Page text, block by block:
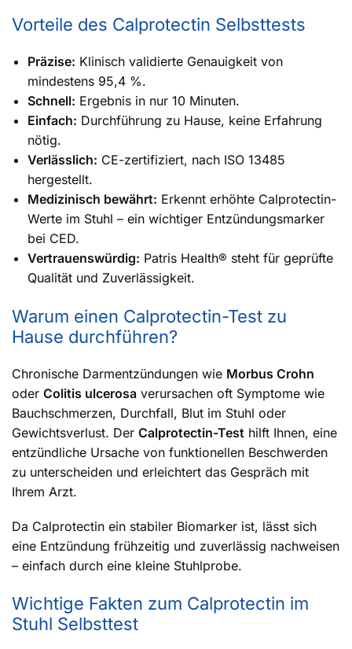
Vorteile des Calprotectin Selbsttests
Präzise: Klinisch validierte Genauigkeit von
mindestens 95,4 %.
Schnell: Ergebnis in nur 10 Minuten.
Einfach: Durchführung zu Hause, keine Erfahrung
nötig.
Verlässlich: CE-zertifiziert, nach ISO 13485
hergestellt.
Medizinisch bewährt: Erkennt erhöhte Calprotectin-
Werte im Stuhl – ein wichtiger Entzündungsmarker
bei CED.
Vertrauenswürdig: Patris Health® steht für geprüfte
Qualität und Zuverlässigkeit.
Warum einen Calprotectin-Test zu
Hause durchführen?
Chronische Darmentzündungen wie Morbus Crohn
oder Colitis ulcerosa verursachen oft Symptome wie
Bauchschmerzen, Durchfall, Blut im Stuhl oder
Gewichtsverlust. Der Calprotectin-Test hilft Ihnen, eine
entzündliche Ursache von funktionellen Beschwerden
zu unterscheiden und erleichtert das Gespräch mit
Ihrem Arzt.
Da Calprotectin ein stabiler Biomarker ist, lässt sich
eine Entzündung frühzeitig und zuverlässig nachweisen
– einfach durch eine kleine Stuhlprobe.
Wichtige Fakten zum Calprotectin im
Stuhl Selbsttest